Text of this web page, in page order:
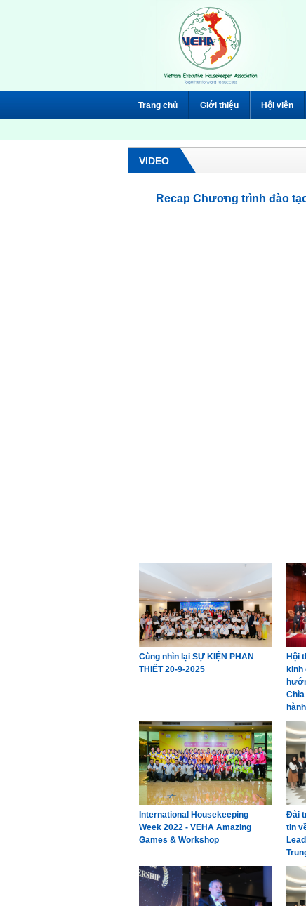
Trang chủ Giới thiệu Hội viên
VIDEO
Recap Chương trình đào
Cùng nhìn lại SỰ KIỆN PHAN
THIẾT 20-9-2025
Hội
kinh
International Housekeeping
Week 2022 - VEHA Amazing
Games & Workshop
Đài
tin